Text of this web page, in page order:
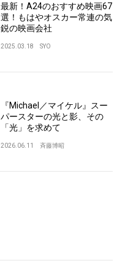
最新！A24のおすすめ映画67
選！もはやオスカー常連の気
鋭の映画会社
2025.03.18 SYO
『Michael／マイケル』スー
パースターの光と影、その
「光」を求めて
2026.06.11 斉藤博昭